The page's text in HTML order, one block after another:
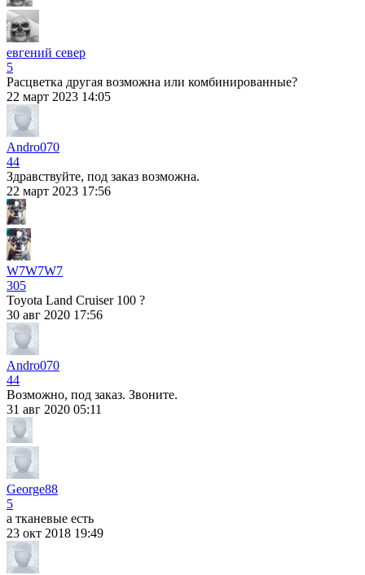
евгений север
5
Расцветка другая возможна или комбинированные?
22 март 2023 14:05
Andro070
44
Здравствуйте, под заказ возможна.
22 март 2023 17:56
W7W7W7
305
Toyota Land Cruiser 100 ?
30 авг 2020 17:56
Andro070
44
Возможно, под заказ. Звоните.
31 авг 2020 05:11
George88
5
а тканевые есть
23 окт 2018 19:49